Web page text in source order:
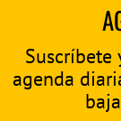
Suscríbete
agenda